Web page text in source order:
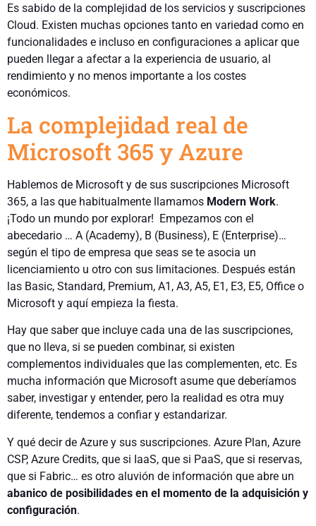
Es sabido de la complejidad de los servicios y suscripciones
Cloud. Existen muchas opciones tanto en variedad como en
funcionalidades e incluso en configuraciones a aplicar que
pueden llegar a afectar a la experiencia de usuario, al
rendimiento y no menos importante a los costes
económicos.
La complejidad real de
Microsoft 365 y Azure
Hablemos de Microsoft y de sus suscripciones Microsoft
365, a las que habitualmente llamamos Modern Work.
¡Todo un mundo por explorar! Empezamos con el
abecedario … A (Academy), B (Business), E (Enterprise)…
según el tipo de empresa que seas se te asocia un
licenciamiento u otro con sus limitaciones. Después están
las Basic, Standard, Premium, A1, A3, A5, E1, E3, E5, Office o
Microsoft y aquí empieza la fiesta.
Hay que saber que incluye cada una de las suscripciones,
que no lleva, si se pueden combinar, si existen
complementos individuales que las complementen, etc. Es
mucha información que Microsoft asume que deberíamos
saber, investigar y entender, pero la realidad es otra muy
diferente, tendemos a confiar y estandarizar.
Y qué decir de Azure y sus suscripciones. Azure Plan, Azure
CSP, Azure Credits, que si IaaS, que si PaaS, que si reservas,
que si Fabric… es otro aluvión de información que abre un
abanico de posibilidades en el momento de la adquisición y
configuración.